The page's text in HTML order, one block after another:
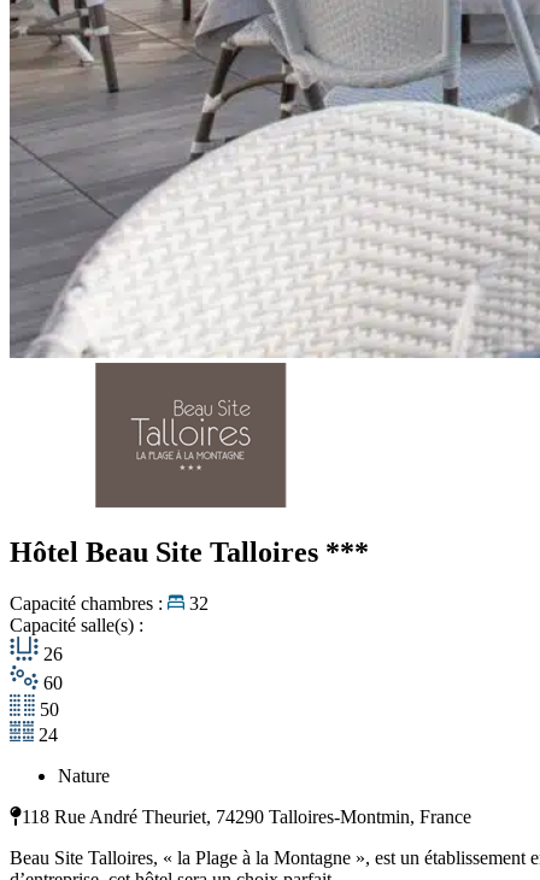
Hôtel Beau Site Talloires ***
Capacité chambres :
32
Capacité salle(s) :
26
60
50
24
Nature
118 Rue André Theuriet, 74290 Talloires-Montmin, France
Beau Site Talloires, « la Plage à la Montagne », est un